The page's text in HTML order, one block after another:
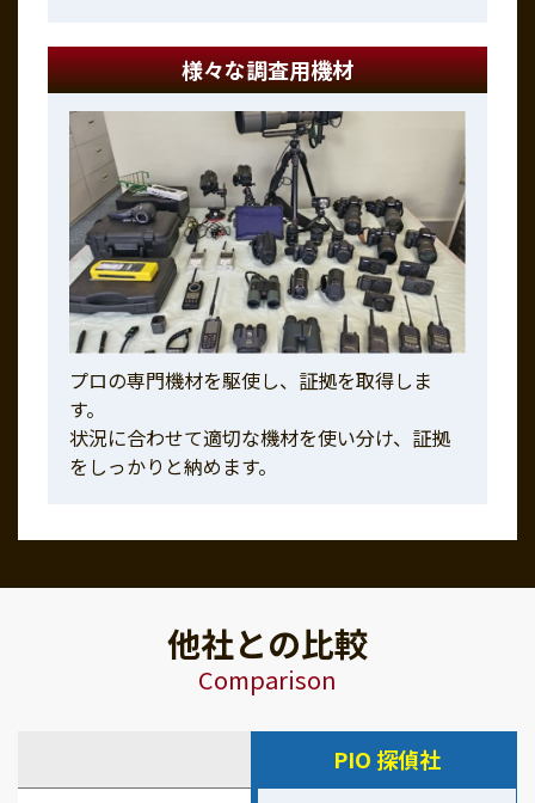
様々な調査用機材
プロの専門機材を駆使し、証拠を取得しま
す。
状況に合わせて適切な機材を使い分け、証拠
をしっかりと納めます。
他社との比較
Comparison
PIO 探偵社